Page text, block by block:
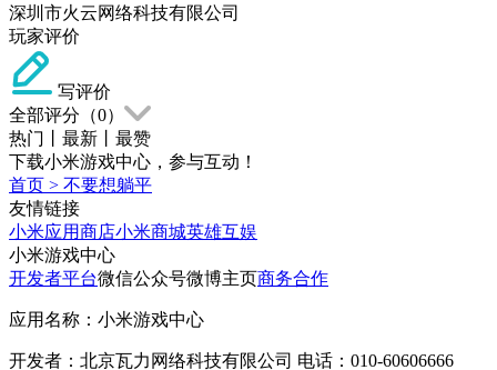
深圳市火云网络科技有限公司
玩家评价
写评价
全部评分（0）
热门
最新
最赞
下载小米游戏中心，参与互动！
首页 > 不要想躺平
友情链接
小米应用商店小米商城英雄互娱
小米游戏中心
开发者平台微信公众号微博主页商务合作
应用名称：小米游戏中心
开发者：北京瓦力网络科技有限公司 电话：010-60606666